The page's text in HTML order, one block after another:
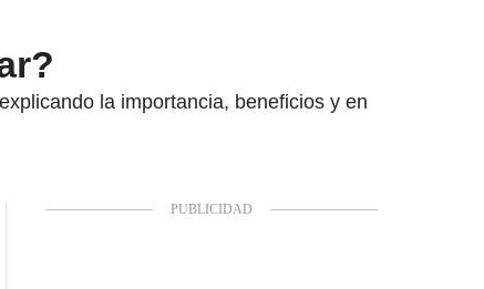
la importancia, beneficios y en